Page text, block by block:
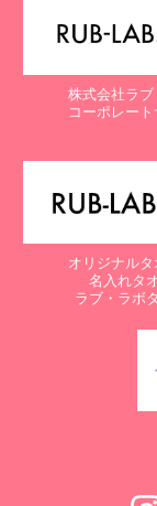
株式会社ラブ
コーポレート
オリジナルタ
名入れタ
ラブ・ラボ